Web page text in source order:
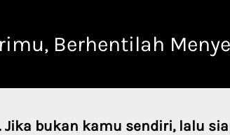
Berhentilah
Jika bukan kamu sendiri, lalu